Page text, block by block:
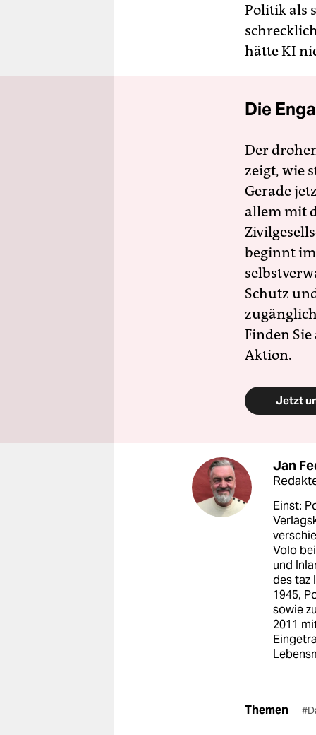
Politik als
hätte KI
Die
Der
zeigt, wie
Gerade
allem mit
beginnt
Schutz
Finden
Aktion.
Jetzt
Jan
Einst:
Volo
und
des taz
1945,
sowie
2011
Themen